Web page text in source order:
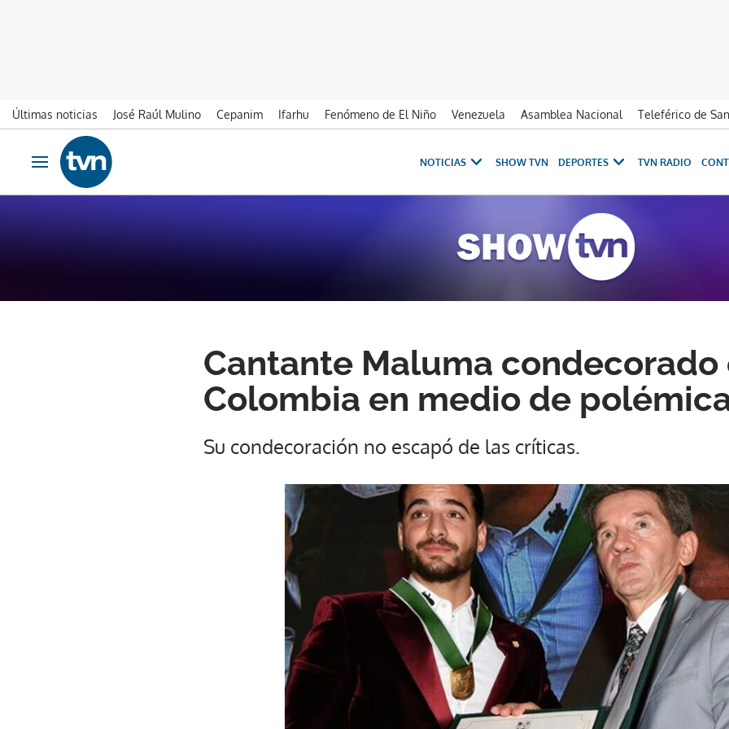
Últimas noticias José Raúl Mulino Cepanim Ifarhu Fenómeno de El Niño Venezuela Asamblea Nacional
Teleférico de
Ir al contenido
Obrir navegació
NOTICIAS SHOW TVN DEPORTES TVN RADIO
Cantante Maluma condecorado
Colombia en medio de
Su condecoración no escapó de las críticas.